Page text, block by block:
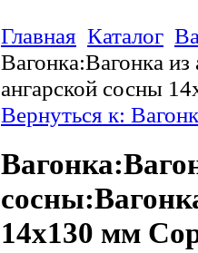
Главная Каталог
Вагонка:Вагонка
ангарской сосны
Вернуться к:
14х130 мм